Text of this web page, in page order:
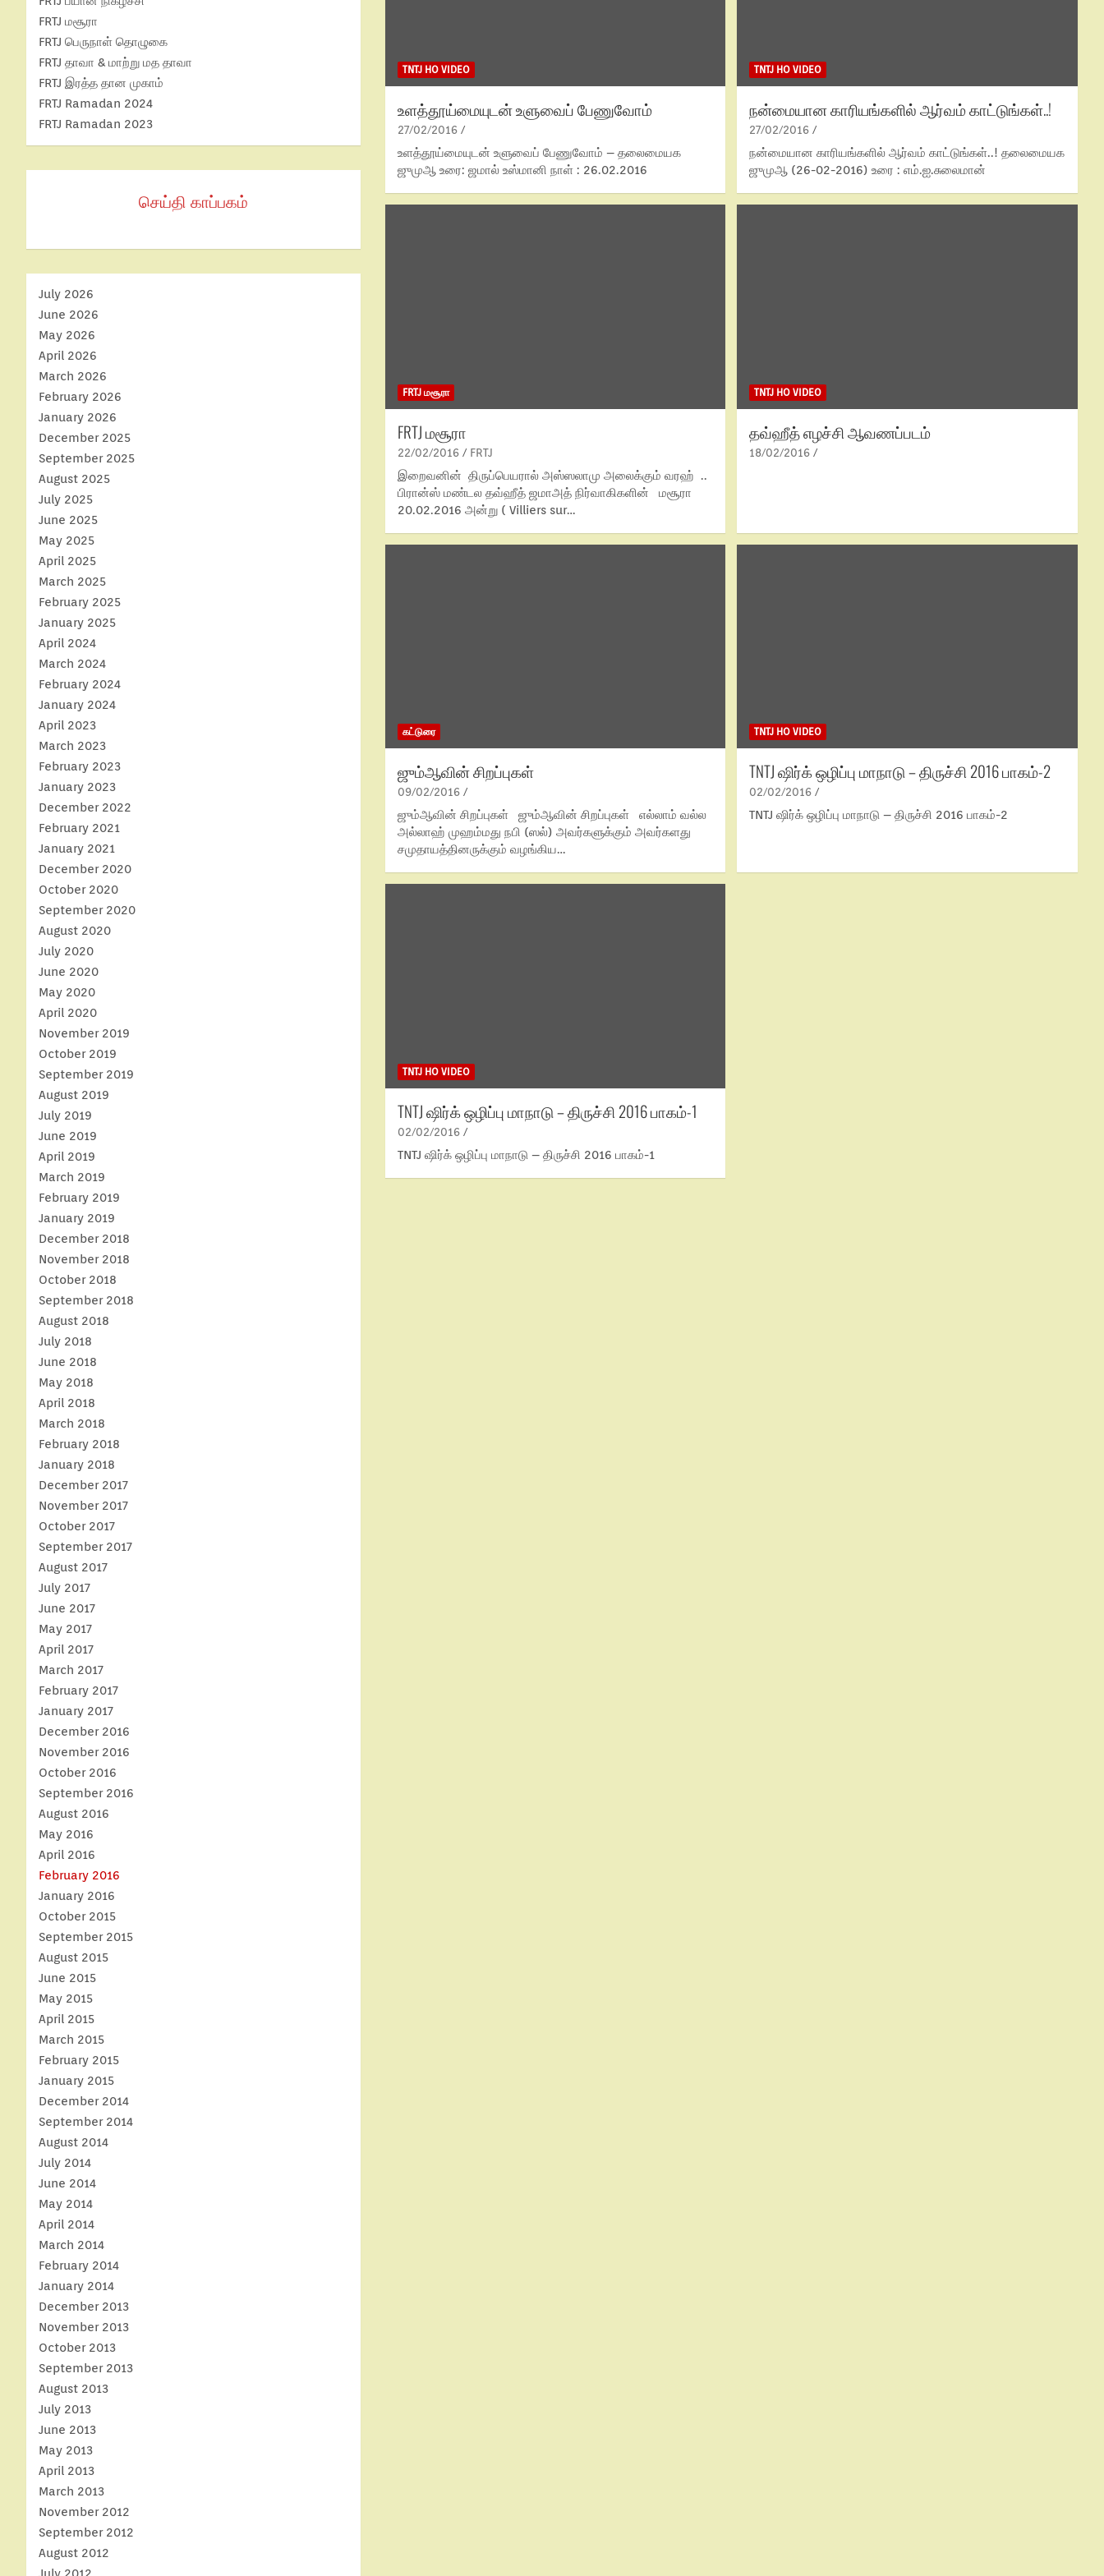
TNTJ HO VIDEO
உளத்தூய்மையுடன் உளுவைப் பேணுவோம்
27/02/2016
உளத்தூய்மையுடன் உளுவைப் பேணுவோம் – தலைமையக
ஜுமுஆ உரை: ஜமால் உஸ்மானி நாள் : 26.02.2016
TNTJ HO VIDEO
நன்மையான காரியங்களில் ஆர்வம் காட்டுங்கள்..!
27/02/2016
நன்மையான காரியங்களில் ஆர்வம் காட்டுங்கள்..! தலைமையக
ஜுமுஆ (26-02-2016) உரை : எம்.ஐ.சுலைமான்
FRTJ மசூரா
FRTJ மசூரா
22/02/2016 FRTJ
இறைவனின் திருப்பெயரால் அஸ்ஸலாமு அலைக்கும் வரஹ் ..
பிரான்ஸ் மண்டல தவ்ஹீத் ஜமாஅத் நிர்வாகிகளின் மசூரா
20.02.2016 அன்று ( Villiers sur…
TNTJ HO VIDEO
தவ்ஹீத் எழச்சி ஆவணப்படம்
18/02/2016
கட்டுரை
ஜும்ஆவின் சிறப்புகள்
09/02/2016
ஜும்ஆவின் சிறப்புகள் ஜும்ஆவின் சிறப்புகள் எல்லாம் வல்ல
அல்லாஹ் முஹம்மது நபி (ஸல்) அவர்களுக்கும் அவர்களது
சமுதாயத்தினருக்கும் வழங்கிய…
TNTJ HO VIDEO
TNTJ ஷிர்க் ஒழிப்பு மாநாடு – திருச்சி 2016 பாகம்-2
02/02/2016
TNTJ ஷிர்க் ஒழிப்பு மாநாடு – திருச்சி 2016 பாகம்-2
TNTJ HO VIDEO
TNTJ ஷிர்க் ஒழிப்பு மாநாடு – திருச்சி 2016 பாகம்-1
02/02/2016
TNTJ ஷிர்க் ஒழிப்பு மாநாடு – திருச்சி 2016 பாகம்-1
FRTJ மசூரா
FRTJ பெருநாள் தொழுகை
FRTJ தாவா & மாற்று மத தாவா
FRTJ இரத்த தான முகாம்
FRTJ Ramadan 2024
FRTJ Ramadan 2023
செய்தி காப்பகம்
July 2026
June 2026
May 2026
April 2026
March 2026
February 2026
January 2026
December 2025
September 2025
August 2025
July 2025
June 2025
May 2025
April 2025
March 2025
February 2025
January 2025
April 2024
March 2024
February 2024
January 2024
April 2023
March 2023
February 2023
January 2023
December 2022
February 2021
January 2021
December 2020
October 2020
September 2020
August 2020
July 2020
June 2020
May 2020
April 2020
November 2019
October 2019
September 2019
August 2019
July 2019
June 2019
April 2019
March 2019
February 2019
January 2019
December 2018
November 2018
October 2018
September 2018
August 2018
July 2018
June 2018
May 2018
April 2018
March 2018
February 2018
January 2018
December 2017
November 2017
October 2017
September 2017
August 2017
July 2017
June 2017
May 2017
April 2017
March 2017
February 2017
January 2017
December 2016
November 2016
October 2016
September 2016
August 2016
May 2016
April 2016
February 2016
January 2016
October 2015
September 2015
August 2015
June 2015
May 2015
April 2015
March 2015
February 2015
January 2015
December 2014
September 2014
August 2014
July 2014
June 2014
May 2014
April 2014
March 2014
February 2014
January 2014
December 2013
November 2013
October 2013
September 2013
August 2013
July 2013
June 2013
May 2013
April 2013
March 2013
November 2012
September 2012
August 2012